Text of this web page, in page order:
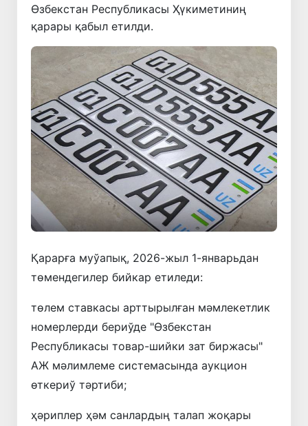
Өзбекстан Республикасы Ҳүкиметиниң
қарары қабыл етилди.
Қарарға муўапық, 2026-жыл 1-январьдан
төмендегилер бийкар етиледи:
төлем ставкасы арттырылған мәмлекетлик
номерлерди бериўде "Өзбекстан
Республикасы товар-шийки зат биржасы"
АЖ мәлимлеме системасында аукцион
өткериў тәртиби;
ҳәриплер ҳәм санлардың талап жоқары